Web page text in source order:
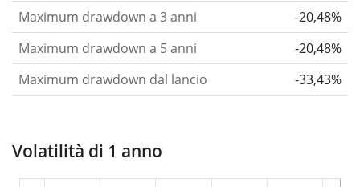
Maximum drawdown a 3 anni
-20,48%
Maximum drawdown a 5 anni
-20,48%
Maximum drawdown dal lancio
-33,43%
Volatilità di 1 anno